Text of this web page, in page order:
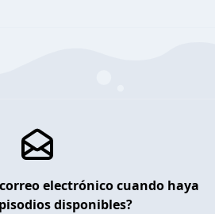
electrónico cuando haya
disponibles?